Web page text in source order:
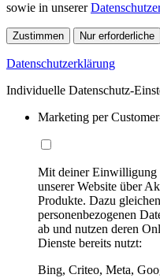
sowie in unserer
Zustimmen Nur erforderliche
Datenschutzerklärung
Individuelle Datenschutz-
Marketing per
Mit deiner Einwilligung
unserer Website über
Produkte. Dazu
personenbezogenen
ab und nutzen deren
Dienste bereits nutzt:
Bing, Criteo, Meta,